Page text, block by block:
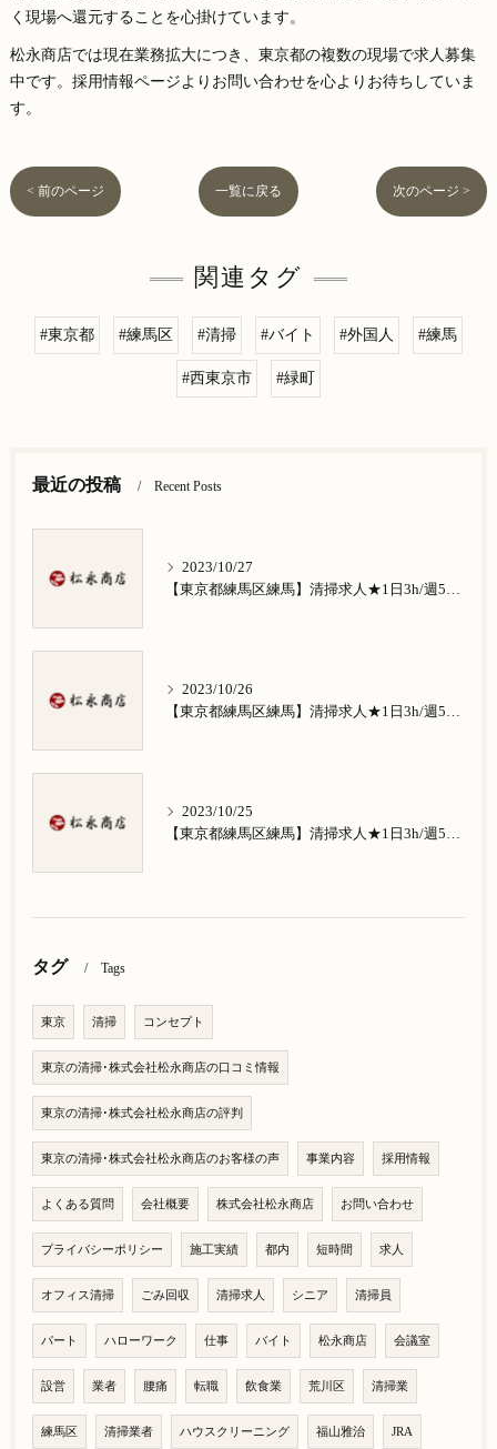
く現場へ還元することを心掛けています。
松永商店では現在業務拡大につき、東京都の複数の現場で求人募集
中です。採用情報ページよりお問い合わせを心よりお待ちしていま
す。
< 前のページ 一覧に戻る 次のページ >
関連タグ
#東京都 #練馬区 #清掃 #バイト #外国人 #練馬
#西東京市 #緑町
最近の投稿 Recent Posts
2023/10/27
【東京都練馬区練馬】清掃求人★1日3h/週5日/祝日お休み★谷原在住の方歓迎
2023/10/26
【東京都練馬区練馬】清掃求人★1日3h/週5日/祝日お休み★南田中在住の方歓迎
2023/10/25
【東京都練馬区練馬】清掃求人★1日3h/週5日/祝日お休み★南大泉在住の方歓迎
タグ Tags
東京 清掃 コンセプト
東京の清掃･株式会社松永商店の口コミ情報
東京の清掃･株式会社松永商店の評判
東京の清掃･株式会社松永商店のお客様の声 事業内容 採用情報
よくある質問 会社概要 株式会社松永商店 お問い合わせ
プライバシーポリシー 施工実績 都内 短時間 求人
オフィス清掃 ごみ回収 清掃求人 シニア 清掃員
パート ハローワーク 仕事 バイト 松永商店 会議室
設営 業者 腰痛 転職 飲食業 荒川区 清掃業
練馬区 清掃業者 ハウスクリーニング 福山雅治 JRA